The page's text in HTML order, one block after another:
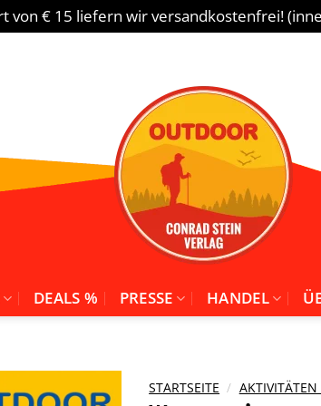
von € 15 liefern wir versandkostenfrei!
DEALS % PRESSE HANDEL
STARTSEITE /